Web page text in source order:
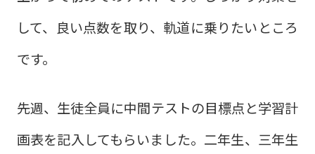
して、良い点数を取り、軌道に乗りたいところ
です。
先週、生徒全員に中間テストの目標点と学習計
画表を記入してもらいました。二年生、三年生